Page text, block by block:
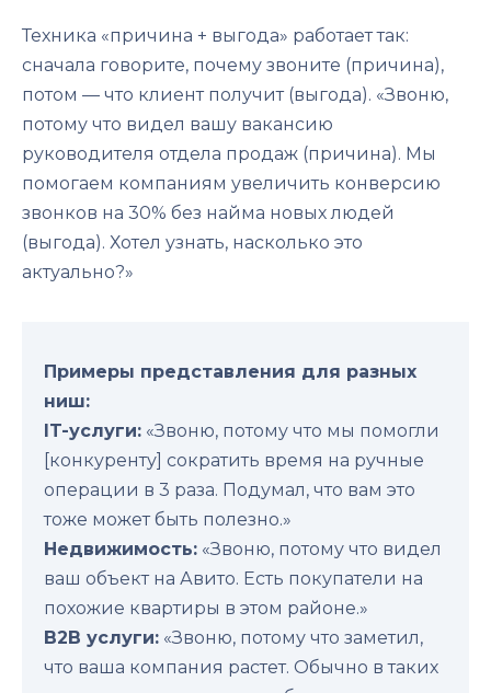
Техника «причина + выгода» работает так:
сначала говорите, почему звоните (причина),
потом — что клиент получит (выгода). «Звоню,
потому что видел вашу вакансию
руководителя отдела продаж (причина). Мы
помогаем компаниям увеличить конверсию
звонков на 30% без найма новых людей
(выгода). Хотел узнать, насколько это
актуально?»
Примеры представления для разных
ниш:
IT-услуги: «Звоню, потому что мы помогли
[конкуренту] сократить время на ручные
операции в 3 раза. Подумал, что вам это
тоже может быть полезно.»
Недвижимость: «Звоню, потому что видел
ваш объект на Авито. Есть покупатели на
похожие квартиры в этом районе.»
B2B услуги: «Звоню, потому что заметил,
что ваша компания растет. Обычно в таких